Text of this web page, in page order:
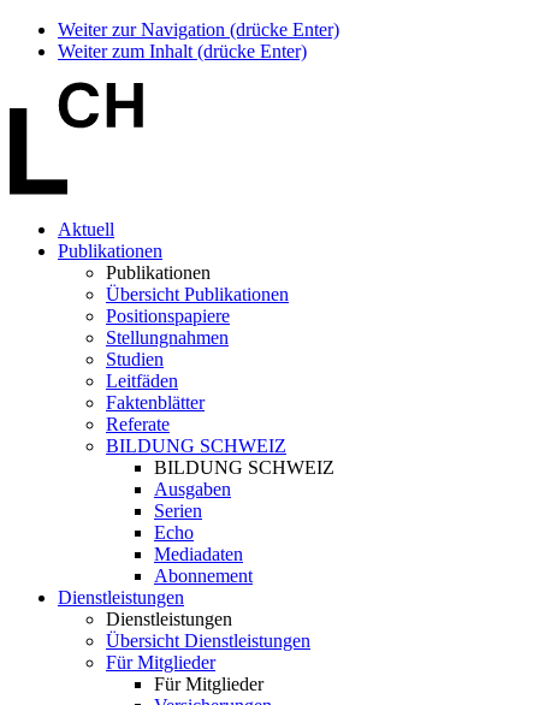
Weiter zur Navigation (drücke Enter)
Weiter zum Inhalt (drücke Enter)
Aktuell
Publikationen
Publikationen
Übersicht Publikationen
Positionspapiere
Stellungnahmen
Studien
Leitfäden
Faktenblätter
Referate
BILDUNG SCHWEIZ
BILDUNG SCHWEIZ
Ausgaben
Serien
Echo
Mediadaten
Abonnement
Dienstleistungen
Dienstleistungen
Übersicht Dienstleistungen
Für Mitglieder
Für Mitglieder